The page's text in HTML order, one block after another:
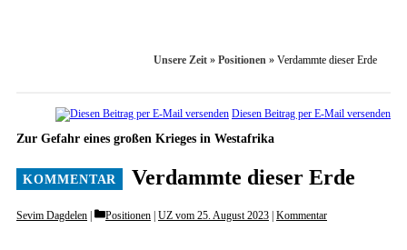
Unsere Zeit » Positionen » Verdammte dieser Erde
Diesen Beitrag per E-Mail versenden
Zur Gefahr eines großen Krieges in Westafrika
Verdammte dieser Erde
Sevim Dagdelen Categories
Positionen UZ vom 25. August 2023 Kommentar